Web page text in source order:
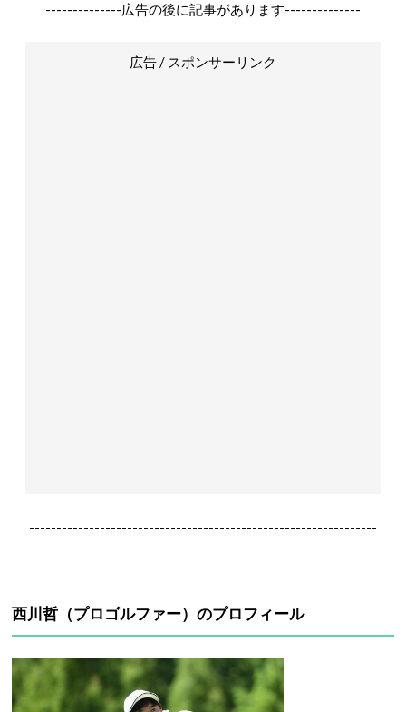
--------------広告の後に記事があります--------------
広告 / スポンサーリンク
----------------------------------------------------------------
西川哲（プロゴルファー）のプロフィール